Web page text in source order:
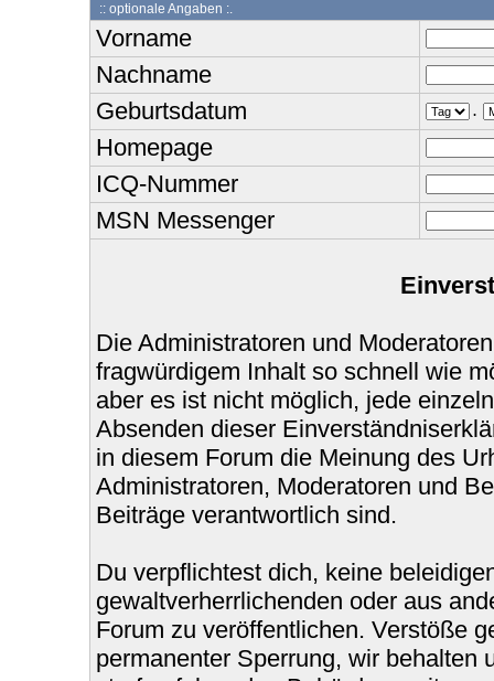
:: optionale Angaben :.
Vorname
Nachname
Geburtsdatum
.
Homepage
ICQ-Nummer
MSN Messenger
Die Administratoren und
fragwürdigem Inhalt so schnell wie
aber es ist nicht möglich, jede
Absenden dieser
in diesem Forum die Meinung des
Administratoren, Moderatoren und
Beiträge verantwortlich sind.
Du verpflichtest dich, keine
gewaltverherrlichenden oder aus
Forum zu veröffentlichen. Verstöße
permanenter Sperrung, wir behalten